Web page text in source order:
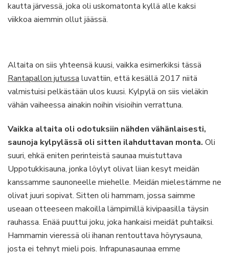
kautta järvessä, joka oli uskomatonta kyllä alle kaksi
viikkoa aiemmin ollut jäässä.
Altaita on siis yhteensä kuusi, vaikka esimerkiksi tässä
Rantapallon jutussa luvattiin, että kesällä 2017 niitä
valmistuisi pelkästään ulos kuusi. Kylpylä on siis vieläkin
vähän vaiheessa ainakin noihin visioihin verrattuna.
Vaikka altaita oli odotuksiin nähden vähänlaisesti,
saunoja kylpylässä oli sitten ilahduttavan monta. Oli
suuri, ehkä eniten perinteistä saunaa muistuttava
Uppotukkisauna, jonka löylyt olivat liian kesyt meidän
kanssamme saunoneelle miehelle. Meidän mielestämme ne
olivat juuri sopivat. Sitten oli hammam, jossa saimme
useaan otteeseen makoilla lämpimillä kivipaasilla täysin
rauhassa. Enää puuttui joku, joka hankaisi meidät puhtaiksi.
Hammamin vieressä oli ihanan rentouttava höyrysauna,
josta ei tehnyt mieli pois. Infrapunasaunaa emme